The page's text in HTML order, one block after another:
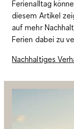
Ferienalltag
diesem Artikel
auf mehr
Ferien dabei zu
Nachhaltiges